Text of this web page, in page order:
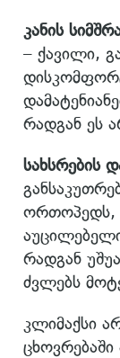
კანის
– ქავილი,
რადგან ეს
სახსრების
ორთოპედს,
რადგან
ძვლებს
კლიმაქსი